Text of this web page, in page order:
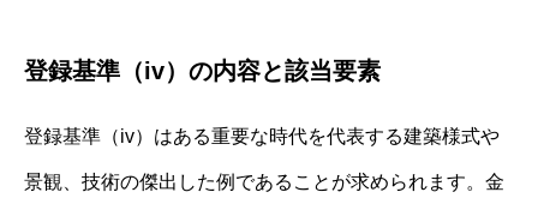
登録基準（iv）の内容と該当要素
登録基準（iv）はある重要な時代を代表する建築様式や
景観、技術の傑出した例であることが求められます。金